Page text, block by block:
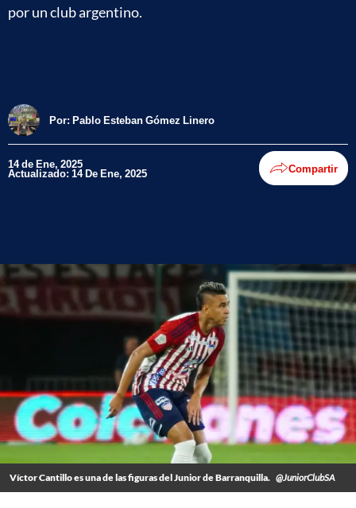
por un club argentino.
Por: Pablo Esteban Gómez Linero
14 de Ene, 2025
Actualizado: 14 De Ene, 2025 Compartir
Víctor Cantillo es una de las figuras del Junior de Barranquilla. @JuniorClubSA